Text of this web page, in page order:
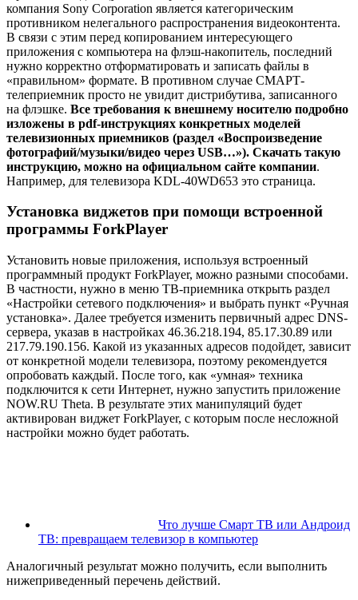
компания Sony Corporation является категорическим
противником нелегального распространения видеоконтента.
В связи с этим перед копированием интересующего
приложения с компьютера на флэш-накопитель, последний
нужно корректно отформатировать и записать файлы в
«правильном» формате. В противном случае СМАРТ-
телеприемник просто не увидит дистрибутива, записанного
на флэшке. Все требования к внешнему носителю подробно
изложены в pdf-инструкциях конкретных моделей
телевизионных приемников (раздел «Воспроизведение
фотографий/музыки/видео через USB…»). Скачать такую
инструкцию, можно на официальном сайте компании.
Например, для телевизора KDL-40WD653 это страница.
Установка виджетов при помощи встроенной
программы ForkPlayer
Установить новые приложения, используя встроенный
программный продукт ForkPlayer, можно разными способами.
В частности, нужно в меню ТВ-приемника открыть раздел
«Настройки сетевого подключения» и выбрать пункт «Ручная
установка». Далее требуется изменить первичный адрес DNS-
сервера, указав в настройках 46.36.218.194, 85.17.30.89 или
217.79.190.156. Какой из указанных адресов подойдет, зависит
от конкретной модели телевизора, поэтому рекомендуется
опробовать каждый. После того, как «умная» техника
подключится к сети Интернет, нужно запустить приложение
NOW.RU Theta. В результате этих манипуляций будет
активирован виджет ForkPlayer, с которым после несложной
настройки можно будет работать.
Что лучше Смарт ТВ или Андроид
ТВ: превращаем телевизор в компьютер
Аналогичный результат можно получить, если выполнить
нижеприведенный перечень действий.